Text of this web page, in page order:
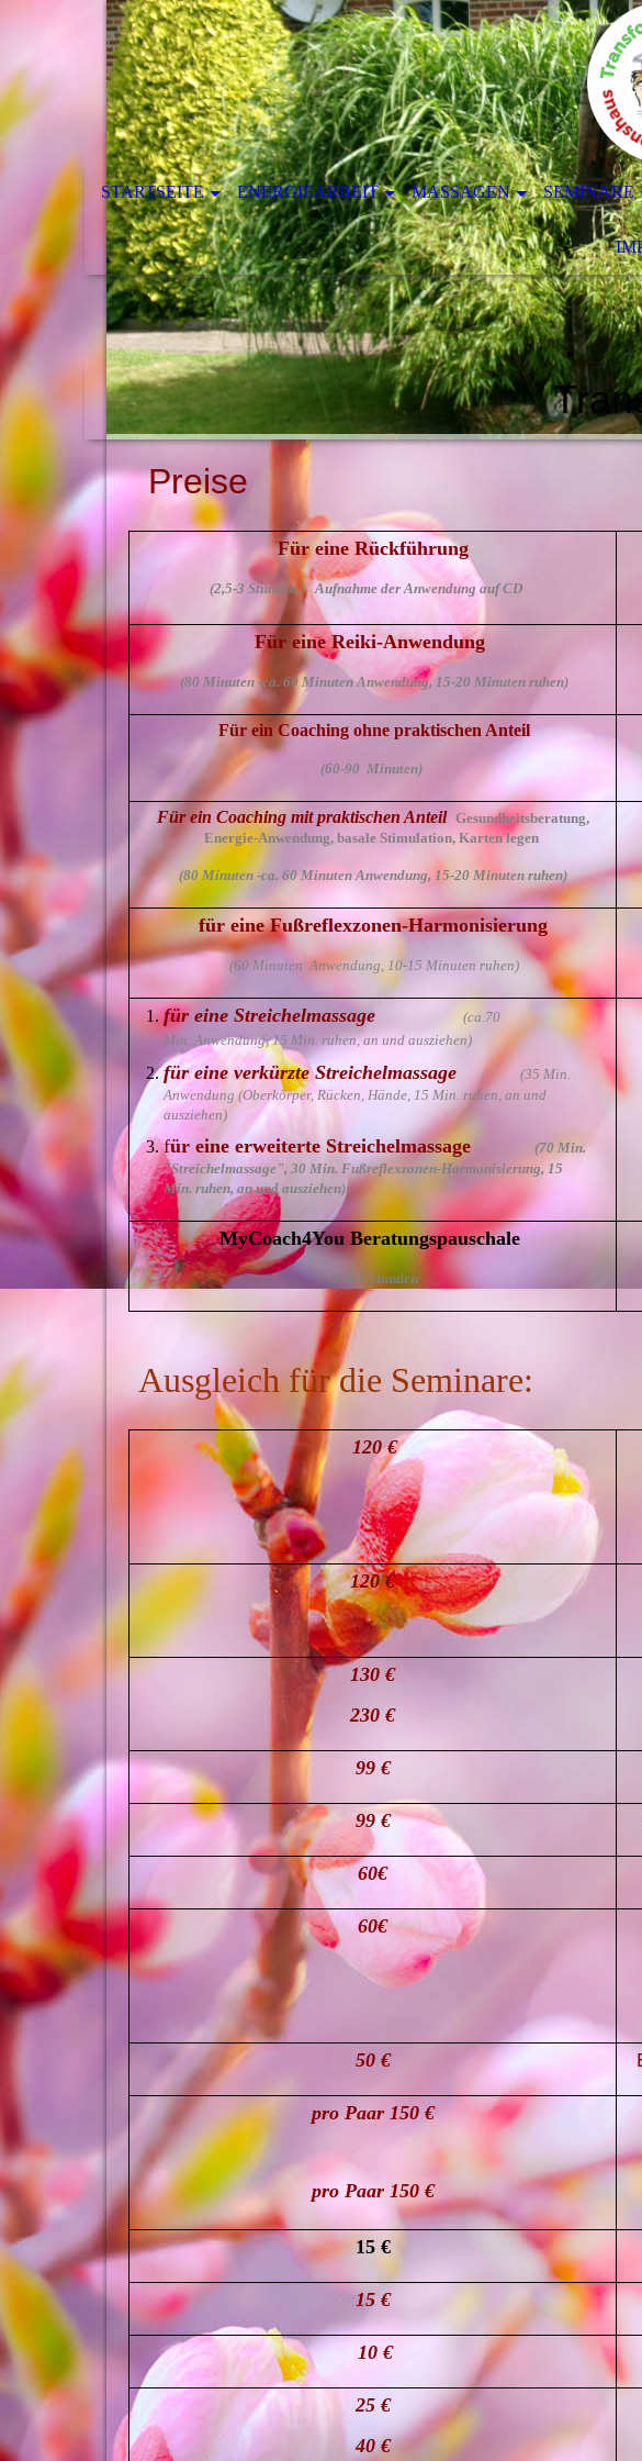
STARTSEITE ENERGIEARBEIT MASSAGEN SEMINARE
Preise
Für eine Rückführung
(2,5-3 Stunden ) Aufnahme der Anwendung auf CD
Für eine Reiki-Anwendung
(80 Minuten -ca. 60 Minuten Anwendung, 15-20 Minuten ruhen)
Für ein Coaching ohne praktischen Anteil
(60-90 Minuten)
Für ein Coaching mit praktischen Anteil Gesundheitsberatung,
Energie-Anwendung, basale Stimulation, Karten legen
(80 Minuten -ca. 60 Minuten Anwendung, 15-20 Minuten ruhen)
für eine Fußreflexzonen-Harmonisierung
(60 Minuten Anwendung, 10-15 Minuten ruhen)
für eine Streichelmassage
(ca.70
Min. Anwendung, 15 Min. ruhen, an und ausziehen)
für eine verkürzte Streichelmassage
(35 Min.
Anwendung (Oberkörper, Rücken, Hände, 15 Min. ruhen, an und
ausziehen)
für eine erweiterte Streichelmassage
(70 Min.
"Streichelmassage", 30 Min. Fußreflexzonen-Harmonisierung, 15
Min. ruhen, an und ausziehen)
MyCoach4You Beratungspauschale
ca.2-3 Stunden
Ausgleich für die Seminare:
120 €
120 €
130 €
230 €
99 €
99 €
60€
60€
50 €
pro Paar 150 €
pro Paar 150 €
15 €
15 €
10 €
25 €
40 €